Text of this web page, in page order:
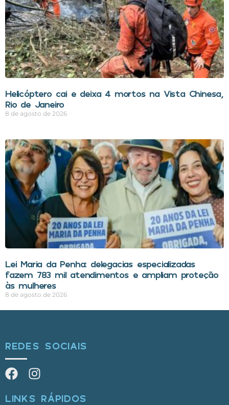
Helicóptero cai e deixa 4 mortos na Vista Chinesa,
Rio de Janeiro
8 de agosto de 2026
Lei Maria da Penha: delegacias especializadas
fazem 783 mil atendimentos e ampliam proteção
às mulheres
8 de agosto de 2026
REDES SOCIAIS
LINKS RÁPIDOS